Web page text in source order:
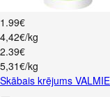
1 .99€
4,42€/kg
2.39€
5,31€/kg
Skābais krējums